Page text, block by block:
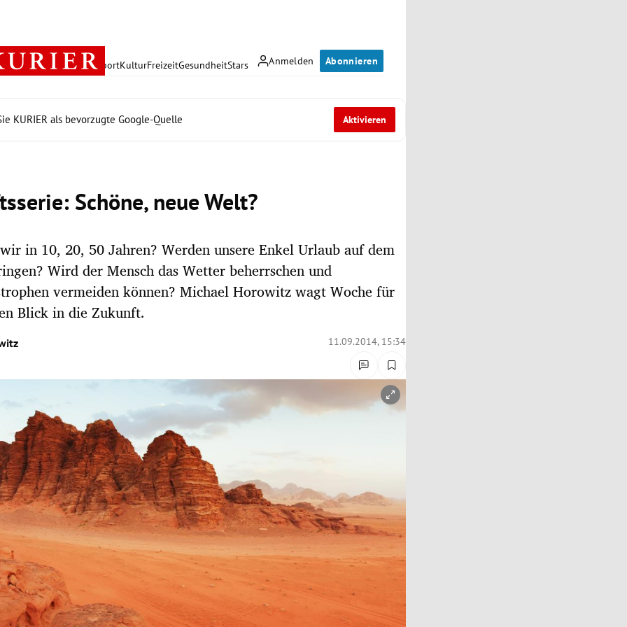
Anmelden Abonnieren
PolitikWirtschaft SportKulturFreizeitGesundheitStars
KURIER als bevorzugte Google-Quelle Aktivieren
Schöne, neue Welt?
in 10, 20, 50 Jahren? Werden unsere Enkel Urlaub auf dem
Wird der Mensch das Wetter beherrschen und
vermeiden können? Michael Horowitz wagt Woche für
Blick in die Zukunft.
11.09.2014, 15:34
öffnen/schließen